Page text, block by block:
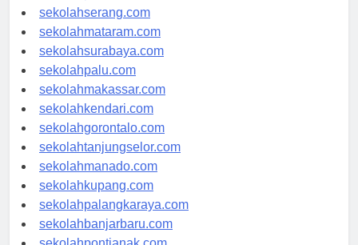
sekolahpekanbaru.com
sekolahserang.com
sekolahmataram.com
sekolahsurabaya.com
sekolahpalu.com
sekolahmakassar.com
sekolahkendari.com
sekolahgorontalo.com
sekolahtanjungselor.com
sekolahmanado.com
sekolahkupang.com
sekolahpalangkaraya.com
sekolahbanjarbaru.com